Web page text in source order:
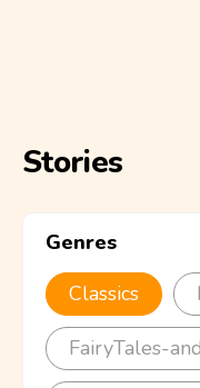
Stories
Genres
Classics
FairyTales-